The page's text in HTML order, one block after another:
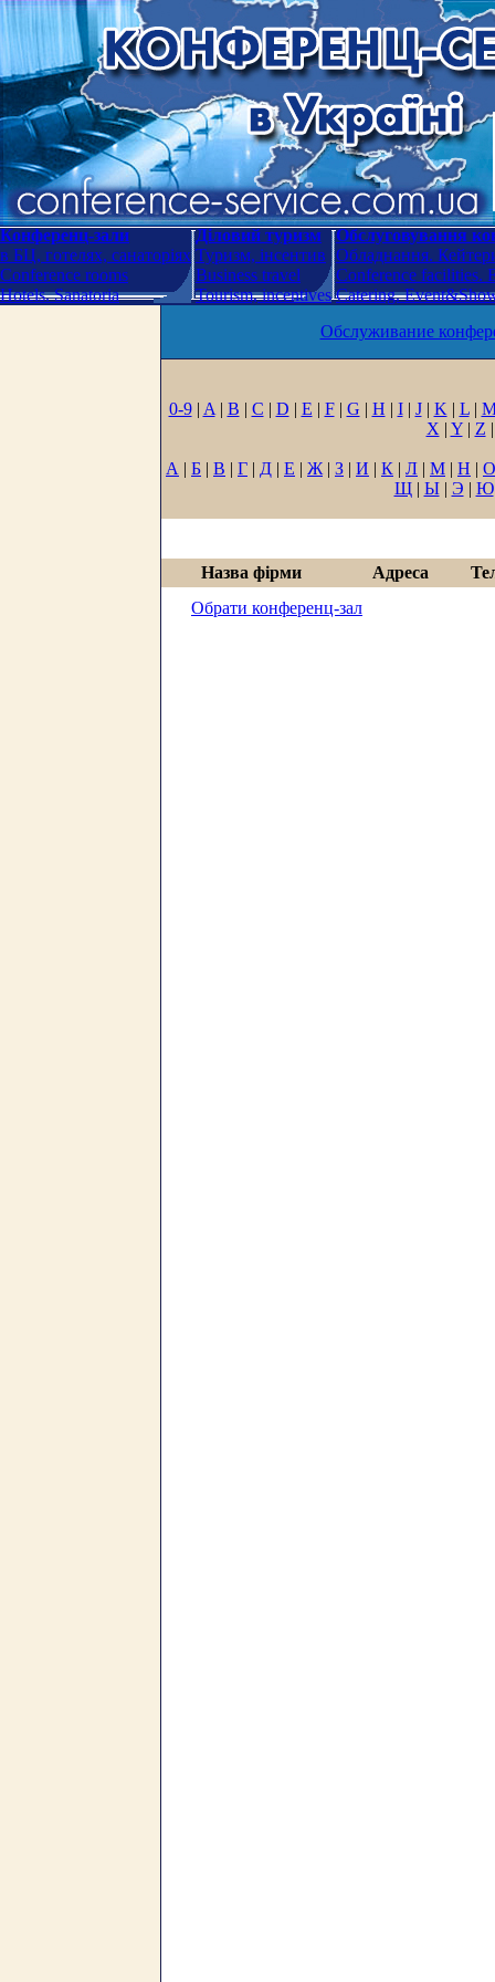
Конференц-зали
в БЦ, готелях, санаторіях
Conference rooms
Hotels. Sanatoria
Діловий туризм
Туризм, інсентив
Business travel
Tourism, incentives
Обслуговування
Обладнання.
Conference facilities.
Catering.
Обслуживание
0-9| A | B | C | D | E | F| G | H | I| J| K | L|
X | Y| Z |
А | Б | В | Г | Д | Е | Ж | З | И | К | Л | М | Н | О
Щ| Ы| Э | Ю
Назва фірми Адреса
Обрати конференц-зал